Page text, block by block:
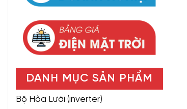
DANH MỤC SẢN PHẨM
Bộ Hòa Lưới (inverter)